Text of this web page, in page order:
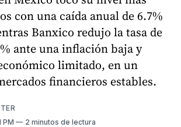
con una caída anual de 6.7%
Banxico redujo la tasa de
ante una inflación baja y
limitado, en un
financieros estables.
PM 2 minutos de lectura